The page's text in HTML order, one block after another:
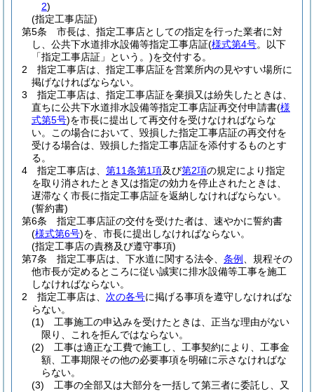
2)
(指定工事店証)
第5条
市長は、指定工事店としての指定を行った業者に対
し、公共下水道排水設備等指定工事店証(様式第4号。以下
「指定工事店証」という。)を交付する。
2
指定工事店は、指定工事店証を営業所内の見やすい場所に
掲げなければならない。
3
指定工事店は、指定工事店証を棄損又は紛失したときは、
直ちに公共下水道排水設備等指定工事店証再交付申請書(様
式第5号)を市長に提出して再交付を受けなければならな
い。
この場合において、毀損した指定工事店証の再交付を
受ける場合は、毀損した指定工事店証を添付するものとす
る。
4
指定工事店は、 第11条第1項及び第2項の規定により指定
を取り消されたとき又は指定の効力を停止されたときは、
遅滞なく市長に指定工事店証を返納しなければならない。
(誓約書)
第6条
指定工事店証の交付を受けた者は、速やかに誓約書
(様式第6号)を、市長に提出しなければならない。
(指定工事店の責務及び遵守事項)
第7条
指定工事店は、下水道に関する法令、 条例
、規程その
他市長が定めるところに従い誠実に排水設備等工事を施工
しなければならない。
2
指定工事店は、 次の各号に掲げる事項を遵守しなければな
らない。
(1)
工事施工の申込みを受けたときは、正当な理由がない
限り、これを拒んではならない。
(2)
工事は適正な工費で施工し、工事契約により、工事金
額、工事期限その他の必要事項を明確に示さなければな
らない。
(3)
工事の全部又は大部分を一括して第三者に委託し、又